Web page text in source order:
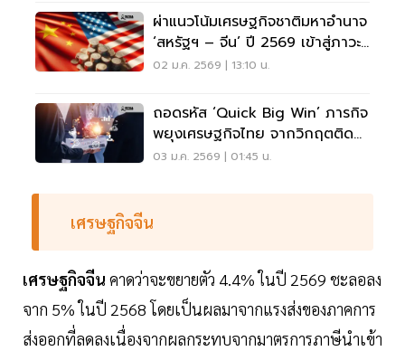
ผ่าแนวโน้มเศรษฐกิจชาติมหาอำนาจ
‘สหรัฐฯ – จีน’ ปี 2569 เข้าสู่ภาวะ
ชะลอตัว
02 ม.ค. 2569 | 13:10 น.
ถอดรหัส ‘Quick Big Win’ ภารกิจ
พยุงเศรษฐกิจไทย จากวิกฤตติด
หล่มสู่แรงส่งปี 2569
03 ม.ค. 2569 | 01:45 น.
เศรษฐกิจจีน
เศรษฐกิจจีน คาดว่าจะขยายตัว 4.4% ในปี 2569 ชะลอลง
จาก 5% ในปี 2568 โดยเป็นผลมาจากแรงส่งของภาคการ
ส่งออกที่ลดลงเนื่องจากผลกระทบจากมาตรการภาษีนำเข้า